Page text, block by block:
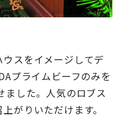
スをイメージしてデ
プライムビーフのみを
した。人気のロブス
がりいただけます。